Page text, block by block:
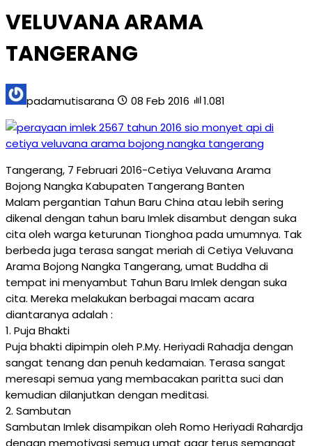
VELUVANA ARAMA
TANGERANG
padamutisarana 08 Feb 2016 1.081
Tangerang, 7 Februari 2016-Cetiya Veluvana Arama
Bojong Nangka Kabupaten Tangerang Banten
Malam pergantian Tahun Baru China atau lebih sering
dikenal dengan tahun baru Imlek disambut dengan suka
cita oleh warga keturunan Tionghoa pada umumnya. Tak
berbeda juga terasa sangat meriah di Cetiya Veluvana
Arama Bojong Nangka Tangerang, umat Buddha di
tempat ini menyambut Tahun Baru Imlek dengan suka
cita. Mereka melakukan berbagai macam acara
diantaranya adalah :
1. Puja Bhakti
Puja bhakti dipimpin oleh P.My. Heriyadi Rahadja dengan
sangat tenang dan penuh kedamaian. Terasa sangat
meresapi semua yang membacakan paritta suci dan
kemudian dilanjutkan dengan meditasi.
2. Sambutan
Sambutan Imlek disampikan oleh Romo Heriyadi Rahardja
dengan memotivasi semua umat agar terus semangat